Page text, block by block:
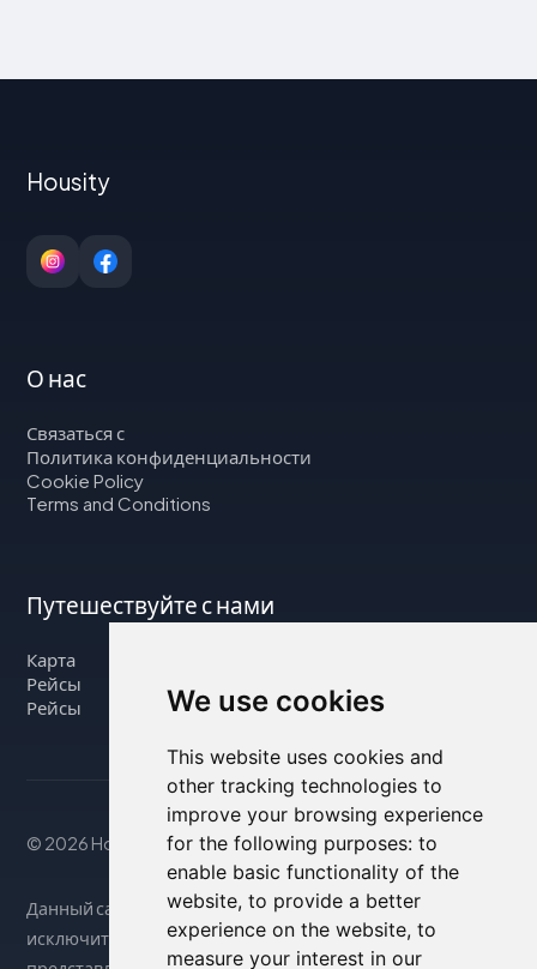
We use cookies
This website uses cookies and
other tracking technologies to
improve your browsing experience
for the following purposes: to
enable basic functionality of the
website, to provide a better
experience on the website, to
measure your interest in our
Housity
О нас
Связаться с
Политика конфиденциальности
Cookie Policy
Terms and Conditions
Путешествуйте с нами
Карта
Рейсы
Рейсы
© 2026 Housity.net
Данный сайт предоставляет информацию
исключительно в справочных целях и никак не связан с